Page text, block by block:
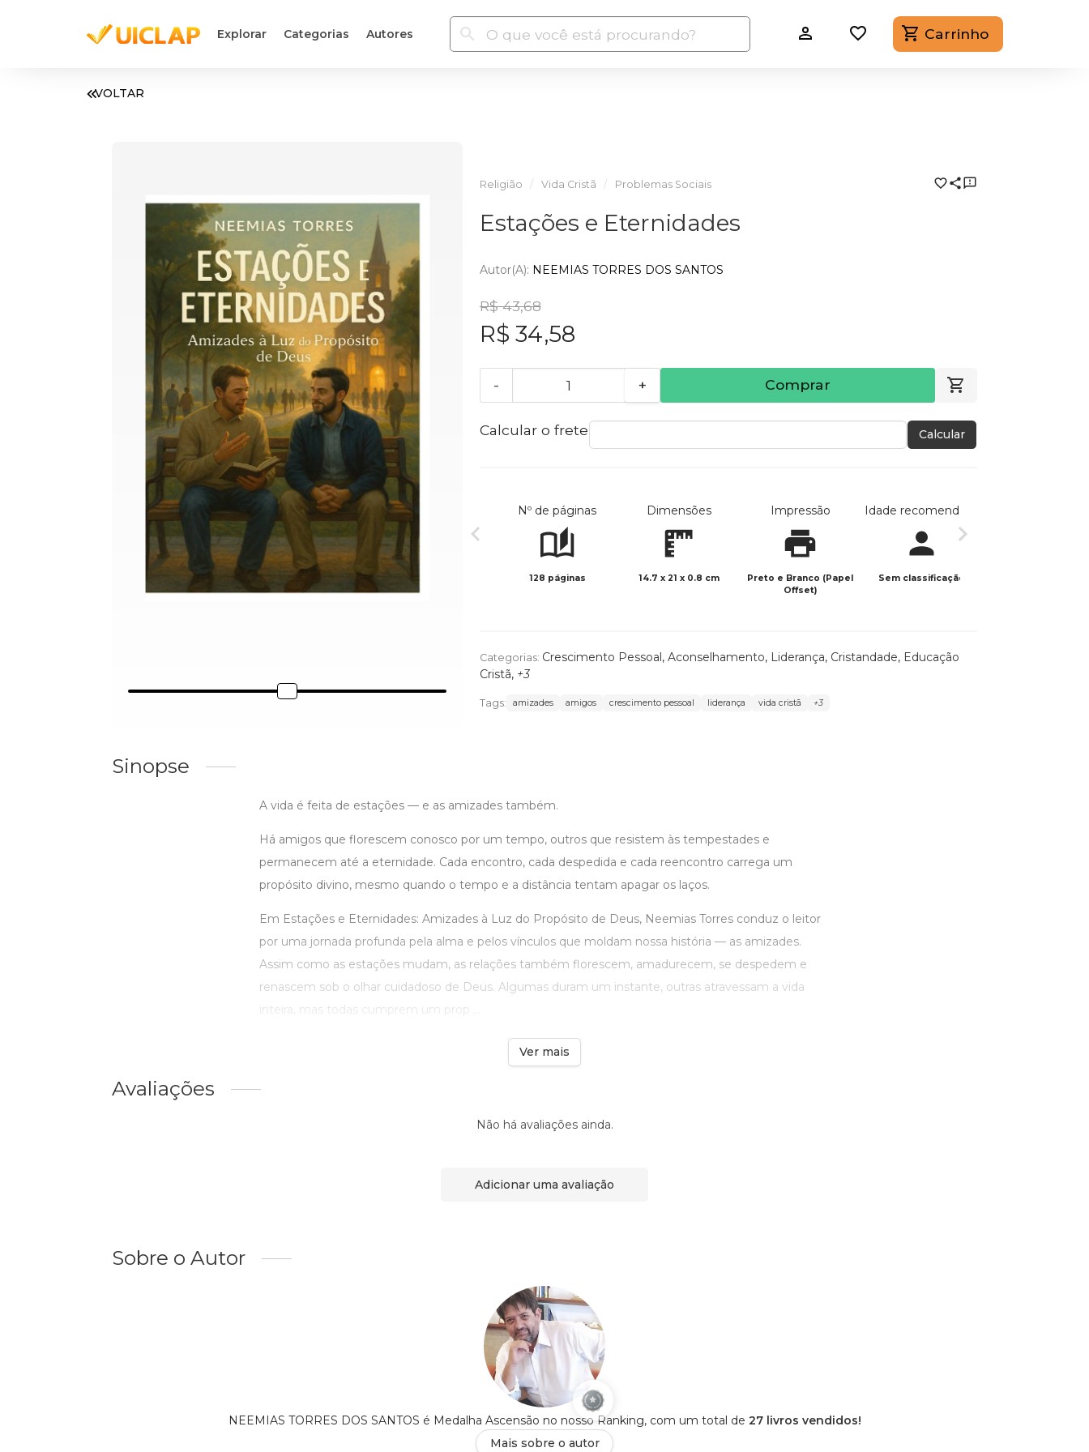
Explorar Categorias Autores Carrinho
VOLTAR
Religião Vida Cristã Problemas Sociais
Estações e Eternidades
Autor(a): NEEMIAS TORRES DOS SANTOS
R$ 43,68
R$ 34,58
- + Comprar
Calcular o frete Calcular
Nº de páginas
128 páginas
Dimensões
14.7 x 21 x 0.8 cm
Impressão
Preto e Branco (Papel
Offset)
Idade recomendada
Sem classificação
Categorias: Crescimento Pessoal, Aconselhamento, Liderança, Cristandade, Educação
Cristã, +3
Tags: amizades amigos crescimento pessoal liderança vida cristã +3
Sinopse
A vida é feita de estações — e as amizades também.
Há amigos que florescem conosco por um tempo, outros que resistem às tempestades e
permanecem até a eternidade. Cada encontro, cada despedida e cada reencontro carrega um
propósito divino, mesmo quando o tempo e a distância tentam apagar os laços.
Em Estações e Eternidades: Amizades à Luz do Propósito de Deus, Neemias Torres conduz o leitor
por uma jornada profunda pela alma e pelos vínculos que moldam nossa história — as amizades.
Assim como as estações mudam, as relações também florescem, amadurecem, se despedem e
renascem sob o olhar cuidadoso de Deus. Algumas duram um instante, outras atravessam a vida
inteira, mas todas cumprem um prop ...
Ver mais
Avaliações
Não há avaliações ainda.
Adicionar uma avaliação
Sobre o Autor
NEEMIAS TORRES DOS SANTOS é Medalha Ascensão no nosso Ranking, com um total de 27 livros vendidos!
Mais sobre o autor